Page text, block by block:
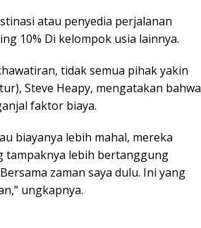
atau penyedia perjalanan
10% Di kelompok usia lainnya.
tidak semua pihak yakin
Steve Heapy, mengatakan bahwa
faktor biaya.
biayanya lebih mahal, mereka
tampaknya lebih bertanggung
zaman saya dulu. Ini yang
ungkapnya.